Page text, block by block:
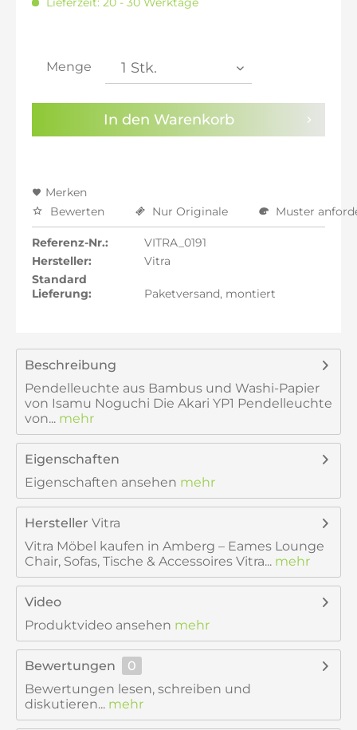
Sie haben dieDatenschutzbestimmungenzur
Kenntnis genommen.
inkl. 21% MwSt.: 533,82 €
inkl. 22% MwSt.: 538,24 €
Menge
In den Warenkorb
Merken
Bewerten
Nur Originale Muster
Referenz-Nr.:
VITRA_0191
Hersteller:
Vitra
Standard
Lieferung:
Paketversand, montiert
Beschreibung
Pendelleuchte aus Bambus und Washi-Papier
von Isamu Noguchi Die Akari YP1 Pendelleuchte
von... mehr
Eigenschaften
Eigenschaften ansehen mehr
Hersteller Vitra
Vitra Möbel kaufen in Amberg – Eames Lounge
Chair, Sofas, Tische & Accessoires Vitra... mehr
Video
Produktvideo ansehen mehr
Bewertungen
0
Bewertungen lesen, schreiben und
diskutieren... mehr